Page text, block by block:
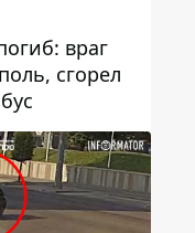
враг
сгорел